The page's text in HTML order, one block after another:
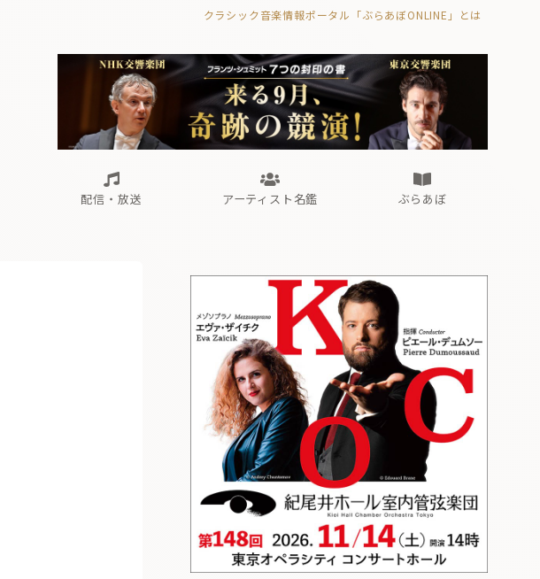
クラシック音楽情報ポータル「ぶらあぼONLINE」とは
ぶらあぼブラス！
フォルテピアノ・オデッセイ
配信・放送 アーティスト名鑑 ぶらあぼ
Aからの眺望 ぶらあぼブラス！
フォルテピアノ・オデッセイ